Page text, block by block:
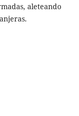
aleteando